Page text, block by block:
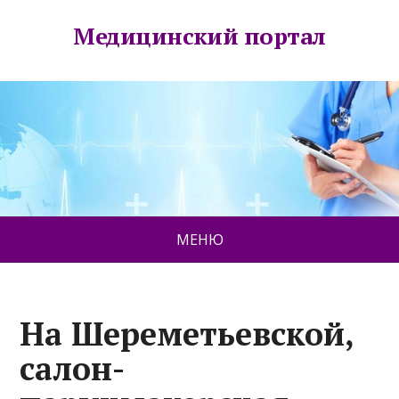
Медицинский портал
МЕНЮ
На Шереметьевской,
салон-